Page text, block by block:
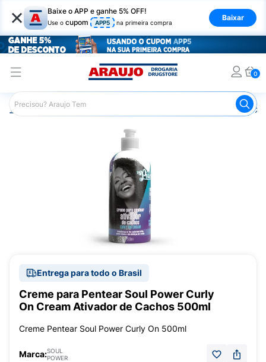
× Baixe o APP e ganhe 5% OFF!
Use o cupom APP5 na primeira compra
Baixar
0
Araujo Cabelo Creme para Pentear
Entrega para todo o Brasil
Creme para Pentear Soul Power Curly
On Cream Ativador de Cachos 500ml
Creme Pentear Soul Power Curly On 500ml
Marca:SOUL
POWER